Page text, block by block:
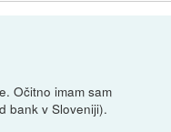
Očitno imam sam
bank v Sloveniji).